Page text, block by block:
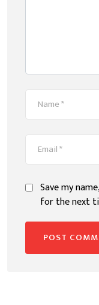
Save my
for the next